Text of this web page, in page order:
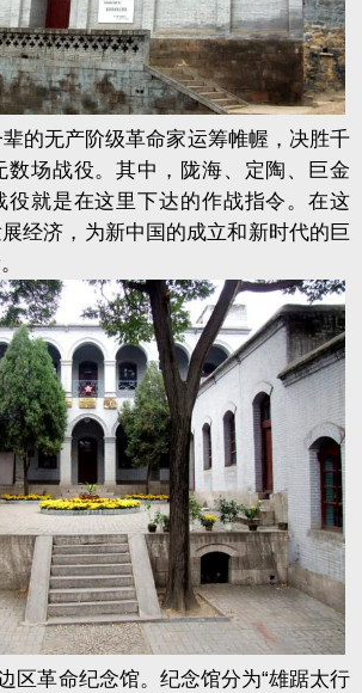
无产阶级革命家运筹帷幄，决胜千
数场战役。其中，陇海、定陶、巨金
役就是在这里下达的作战指令。在这
经济，为新中国的成立和新时代的巨
革命纪念馆。纪念馆分为“雄踞太行